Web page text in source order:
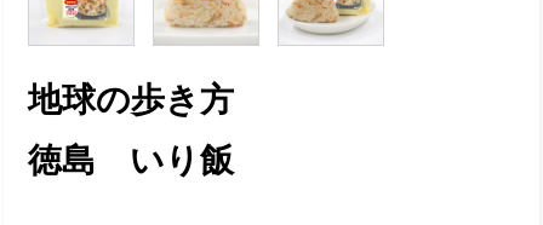
地球の歩き方
徳島 いり飯